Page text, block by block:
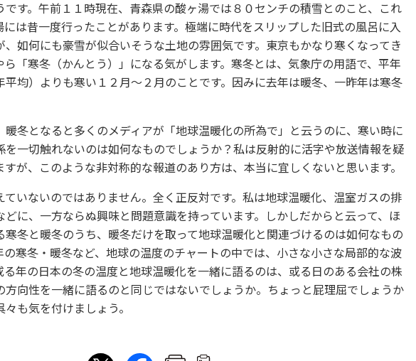
です。午前１１時現在、青森県の酸ヶ湯では８０センチの積雪とのこと、これ
には昔一度行ったことがあります。極端に時代をスリップした旧式の風呂に入
、如何にも豪雪が似合いそうな土地の雰囲気です。東京もかなり寒くなってき
ら「寒冬（かんとう）」になる気がします。寒冬とは、気象庁の用語で、平年
平均）よりも寒い１２月〜２月のことです。因みに去年は暖冬、一昨年は寒冬
暖冬となると多くのメディアが「地球温暖化の所為で」と云うのに、寒い時に
を一切触れないのは如何なものでしょうか？私は反射的に活字や放送情報を疑
が、このような非対称的な報道のあり方は、本当に宜しくないと思います。
いないのではありません。全く正反対です。私は地球温暖化、温室ガスの排
どに、一方ならぬ興味と問題意識を持っています。しかしだからと云って、ほ
寒冬と暖冬のうち、暖冬だけを取って地球温暖化と関連づけるのは如何なもの
の寒冬・暖冬など、地球の温度のチャートの中では、小さな小さな局部的な波
る年の日本の冬の温度と地球温暖化を一緒に語るのは、或る日のある会社の株
方向性を一緒に語るのと同じではないでしょうか。ちょっと屁理屈でしょうか
も気を付けましょう。